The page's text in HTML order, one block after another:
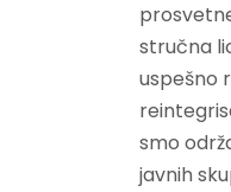
stručna
uspešno
smo
javnih